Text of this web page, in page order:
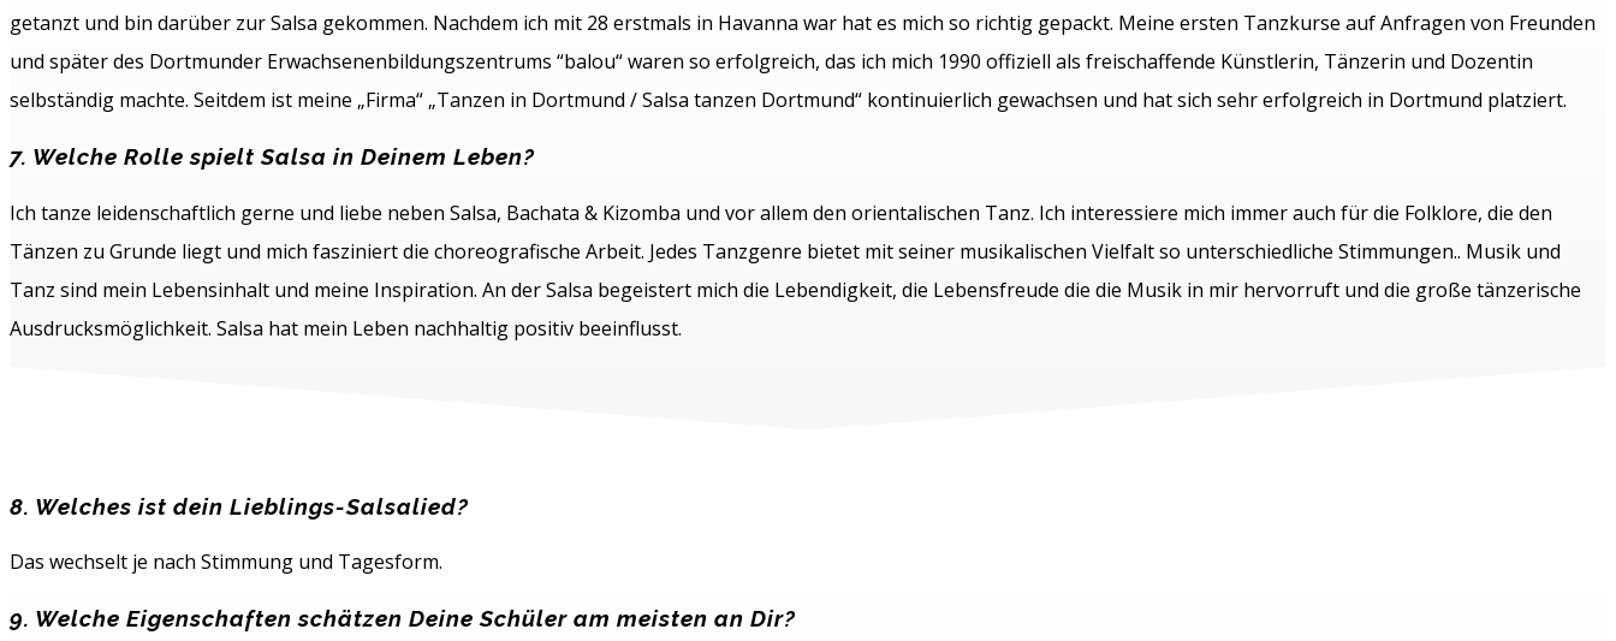
getanzt und bin darüber zur Salsa gekommen. Nachdem ich mit 28 erstmals in Havanna war hat es mich so richtig gepackt. Meine ersten Tanzkurse auf Anfragen von Freunden
und später des Dortmunder Erwachsenenbildungszentrums “balou“ waren so erfolgreich, das ich mich 1990 offiziell als freischaffende Künstlerin, Tänzerin und Dozentin
selbständig machte. Seitdem ist meine „Firma“ „Tanzen in Dortmund / Salsa tanzen Dortmund“ kontinuierlich gewachsen und hat sich sehr erfolgreich in Dortmund platziert.
7. Welche Rolle spielt Salsa in Deinem Leben?
Ich tanze leidenschaftlich gerne und liebe neben Salsa, Bachata & Kizomba und vor allem den orientalischen Tanz. Ich interessiere mich immer auch für die Folklore, die den
Tänzen zu Grunde liegt und mich fasziniert die choreografische Arbeit. Jedes Tanzgenre bietet mit seiner musikalischen Vielfalt so unterschiedliche Stimmungen.. Musik und
Tanz sind mein Lebensinhalt und meine Inspiration. An der Salsa begeistert mich die Lebendigkeit, die Lebensfreude die die Musik in mir hervorruft und die große tänzerische
Ausdrucksmöglichkeit. Salsa hat mein Leben nachhaltig positiv beeinflusst.
8. Welches ist dein Lieblings-Salsalied?
Das wechselt je nach Stimmung und Tagesform.
9. Welche Eigenschaften schätzen Deine Schüler am meisten an Dir?